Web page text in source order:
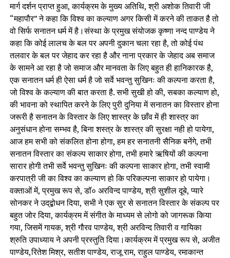
मार्ग दर्शन प्राप्त हुआ, कार्यक्रम के मुख्य अतिथि, श्री अशोक तिवारी जी
“महापौर” ने कहा कि विश्व का कल्याण अगर किसी में करने की ताकत है तो
वो सिर्फ सनातन धर्म में है।संस्था के प्रमुख संयोजक कृष्णा नन्द पाण्डेय ने
कहा कि कोई लालच के बल पर अपनी दुकान चला रहा है, तो कोई पंथ
तलवार के बल पर जेहाद कर रहा है और नाना प्रकार के जेहाद अब समाज
के सामने आ रहा है जो समाज और मानवता के लिए बहुत ही हानिकारक है,
एक सनातन धर्म ही ऐसा धर्म है जो सर्वे भवन्तु सुखिनः की कल्पना करता है,
जो विश्व के कल्याण की बात करता है. सभी सुखी हो की, सबका कल्याण हो,
की भावना को स्थापित करने के लिए पुरी दुनिया में सनातन का विस्तार होना
जरूरी है सनातन के विस्तार के लिए शास्त्र के छाँव में ही शास्त्र का
अनुसंधान होना सम्भव है, बिना शस्त्र के शास्त्र की सुरक्षा नही हो पायेगा,
आज हम सभी को संकलित होना होगा, हम हर सनातनी सैनिक बनेंगे, तभी
सनातन विस्तार का संकल्प साकार होगा, तभी हमारे ऋषियों की कल्पना
सारार होगी तभी सर्वे भवन्तु सुखिनः की कल्पना साकार होगा, तभी स्वामी
करपात्री जी का विश्व का कल्याण हो कि परिकल्पना साकार हो पायेगा।
वक्ताओं में, प्रमुख रूप से, डॉ० अरविन्द पाण्डेय, श्री सुशील दूबे, प्यारे
सोनकर ने उद्‌द्बोधन दिया, सभी ने एक सुर से सनातन विस्तार के संकल्प पर
बहुत जोर दिया, कार्यक्रम में संगीत के माध्यम से लोगो को जागरूक किया
गया, जिसमें गायक, श्री गौरव पाण्डेय, श्री अरविन्द तिवारी व गायिका
श्रुति उपाध्याय ने अपनी प्रस्तुति दिया।कार्यक्रम में प्रमुख रूप से, अजीत
पाण्डेय,रितेश मिश्र, सतीश पाण्डेय, राजू राम, राहुल पाण्डेय, रमाकान्त